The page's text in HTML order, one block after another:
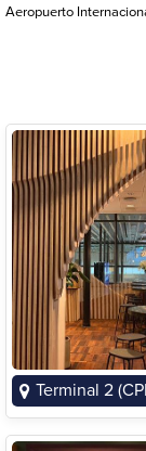
Aeropuerto
Terminal 2